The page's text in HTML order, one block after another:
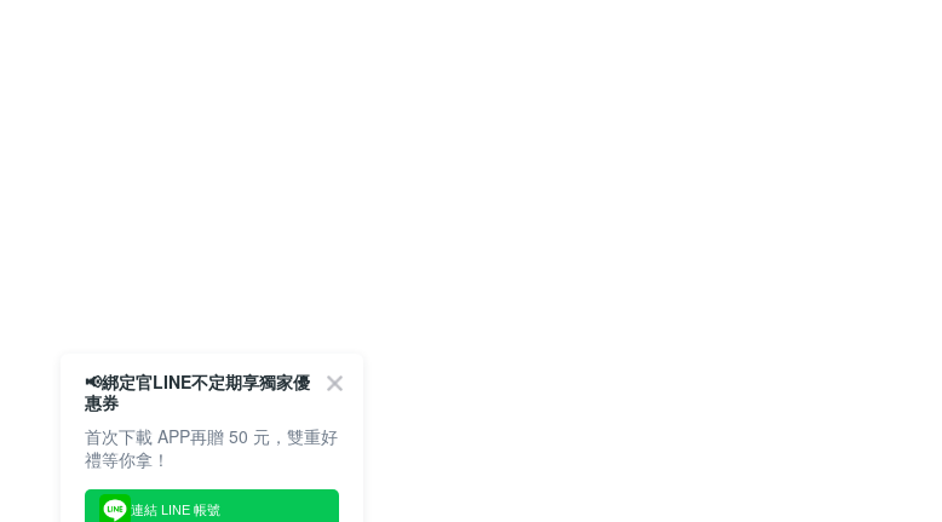
📢綁定官LINE不定期享獨家優
惠券
首次下載 APP再贈 50 元，雙重好
禮等你拿！
連結 LINE 帳號